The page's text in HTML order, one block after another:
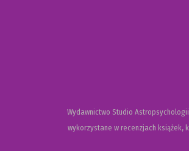
Wydawnictwo Studio
wykorzystane w recenzjach książek,